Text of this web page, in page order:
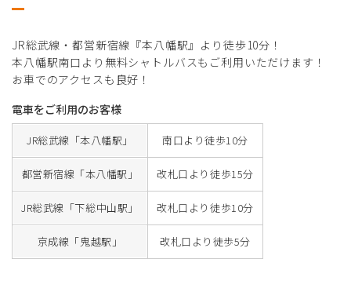
JR総武線・都営新宿線『本八幡駅』より徒歩10分！
本八幡駅南口より無料シャトルバスもご利用いただけます！
お車でのアクセスも良好！
電車をご利用のお客様
JR総武線「本八幡駅」 南口より徒歩10分
都営新宿線「本八幡駅」 改札口より徒歩15分
JR総武線「下総中山駅」 改札口より徒歩10分
京成線「鬼越駅」 改札口より徒歩5分